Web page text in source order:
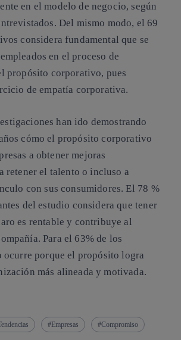
en el modelo de negocio, según
Del mismo modo, el 69
considera fundamental que se
en el proceso de
propósito corporativo, pues
de empatía corporativa.
han ido demostrando
cómo el propósito corporativo
a obtener mejoras
retener el talento o incluso a
con sus consumidores. El 78 %
del estudio considera que tener
es rentable y contribuye al
. Para el 63% de los
ocurre porque el propósito logra
más alineada y motivada.
Empresas Compromiso